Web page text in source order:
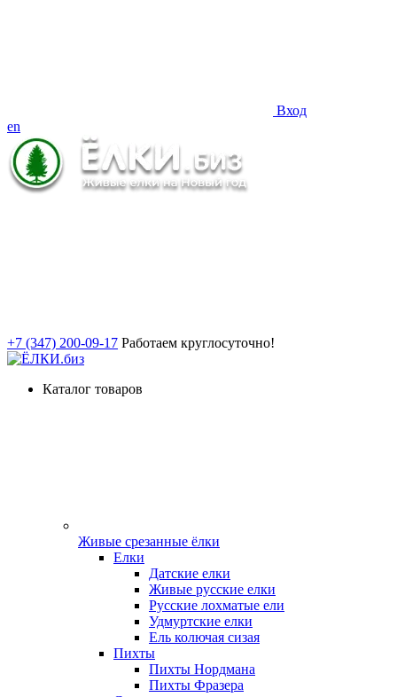
Вход
en
+7 (347) 200-09-17 Работаем круглосуточно!
Каталог товаров
Живые срезанные ёлки
Елки
Датские елки
Живые русские елки
Русские лохматые ели
Удмуртские елки
Ель колючая сизая
Пихты
Пихты Нордмана
Пихты Фразера